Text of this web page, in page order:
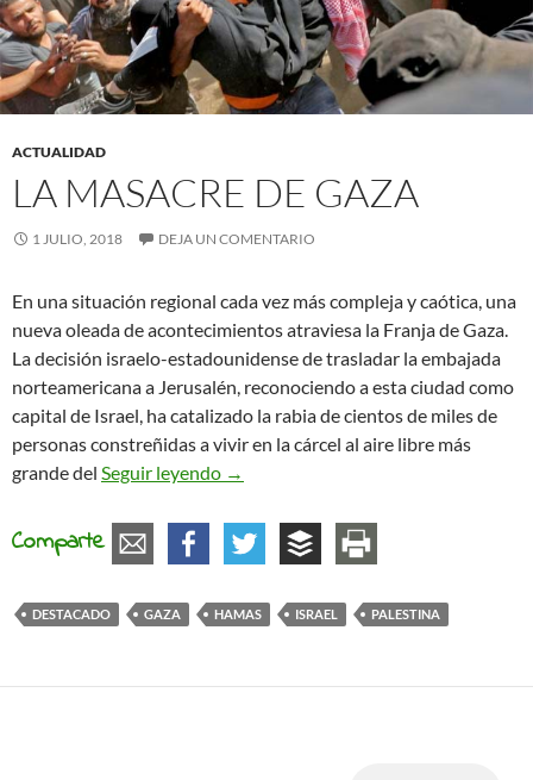
ACTUALIDAD
LA MASACRE DE GAZA
1 JULIO, 2018 DEJA UN COMENTARIO
En una situación regional cada vez más compleja y caótica, una
nueva oleada de acontecimientos atraviesa la Franja de Gaza.
La decisión israelo-estadounidense de trasladar la embajada
norteamericana a Jerusalén, reconociendo a esta ciudad como
capital de Israel, ha catalizado la rabia de cientos de miles de
personas constreñidas a vivir en la cárcel al aire libre más
grande del Seguir leyendo La masacre de Gaza
→
Comparte
DESTACADO GAZA HAMAS ISRAEL PALESTINA